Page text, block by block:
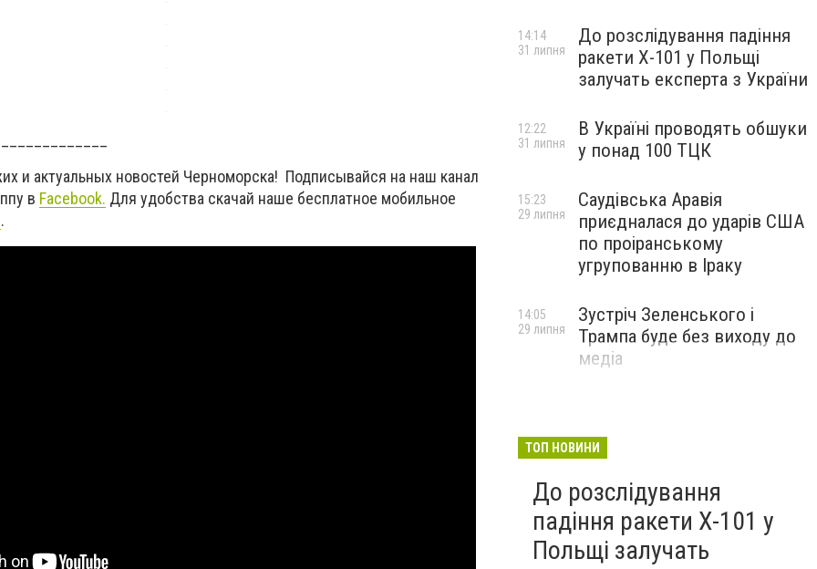
и актуальных новостей Черноморска! Подписывайся на наш канал
в Facebook. Для удобства скачай наше бесплатное мобильное
.
До розслідування падіння
ракети Х-101 у Польщі
залучать експерта з України
14:14
31 липня
В Україні проводять обшуки
у понад 100 ТЦК
12:22
31 липня
Саудівська Аравія
приєдналася до ударів США
по проіранському
угрупованню в Іраку
15:23
29 липня
Зустріч Зеленського і
Трампа буде без виходу до
медіа
14:05
29 липня
ТОП НОВИНИ
До розслідування
падіння ракети Х-101 у
Польщі залучать